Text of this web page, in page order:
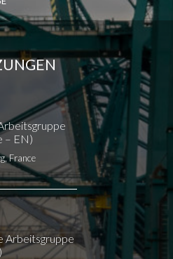
– EN)
France
Arbeitsgruppe